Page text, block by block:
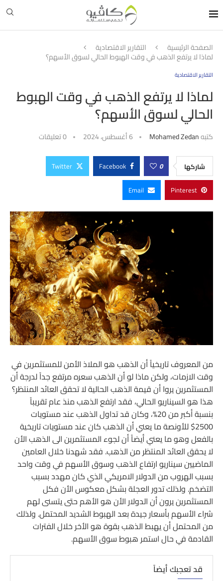
الصفحة الرئيسية التقارير الاقتصادية
لماذا لا يرتفع الذهب في وقت الهبوط الحالي لسوق الأسهم؟
التقارير الاقتصادية
لماذا لا يرتفع الذهب في وقت الهبوط
الحالي لسوق الأسهم؟
كتبهMohamed Zedan 6 أغسطس، 2024 0 تعليقات
شاركها 0
Facebook
Twitter
Pinterest
Email
من المعروف تاريخياً أن الذهب هو الملاذ الأمن للمستثمرين في
وقت الازمات، ولكن ماذا لو أن الذهب سعره مرتفع جداً لدرجة أن
المستثمرين يروا أن قيمة الذهب الحالية لا تحقق العائد المنتظر؟
هذا هو السيناريو الحالي، فقد ارتفع الذهب منذ عام تقريباً
بنسبة أكبر من 20%، وكان قد تداول الذهب عند مستويات
2500$ للأونصة ما يعني أن الذهب كان عند مستويات تاريخية
بالفعل وهو ما يعني أيضاً أن لجوء المستثمرين الى الذهب الأن
لا يحقق العائد المنتظر من الذهب. فقد شهدنا خلال العامين
الماضيين سيناريو ارتفاع الذهب وسوق الأسهم في وقت واحد
بسبب الهروب من الدولار الامريكي الذي كان مهدد بسبب
التضخم. ولذلك تدور العجلة بشكل معكوس الأن فكل
المستثمرين يرون أن الدولار الأن هو الأهم حتى يتسنى لهم
شراء الأسهم بأسعار جيدة بعد الهبوط الشديد المحتمل. ولذلك
من المحتمل أن يهبط الذهب بقوة هو الأخر خلال الفترات
القادمة في حال استمر هبوط سوق الأسهم.
قد تعجبك أيضاً